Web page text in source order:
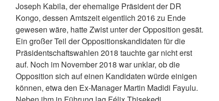
Joseph Kabila, der ehemalige Präsident der DR
Kongo, dessen Amtszeit eigentlich 2016 zu Ende
gewesen wäre, hatte Zwist unter der Opposition gesät.
Ein großer Teil der Oppositionskandidaten für die
Präsidentschaftswahlen 2018 tauchte gar nicht erst
auf. Noch im November 2018 war unklar, ob die
Opposition sich auf einen Kandidaten würde einigen
können, etwa den Ex-Manager Martin Madidi Fayulu.